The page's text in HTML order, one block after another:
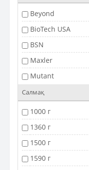
Beyond
BioTech USA
BSN
Maxler
Mutant
NUTREND
Optimum Nutrition
Rule 1
Scitec Nutrition
SiS
Салмақ
1000 г
1360 г
1500 г
1590 г